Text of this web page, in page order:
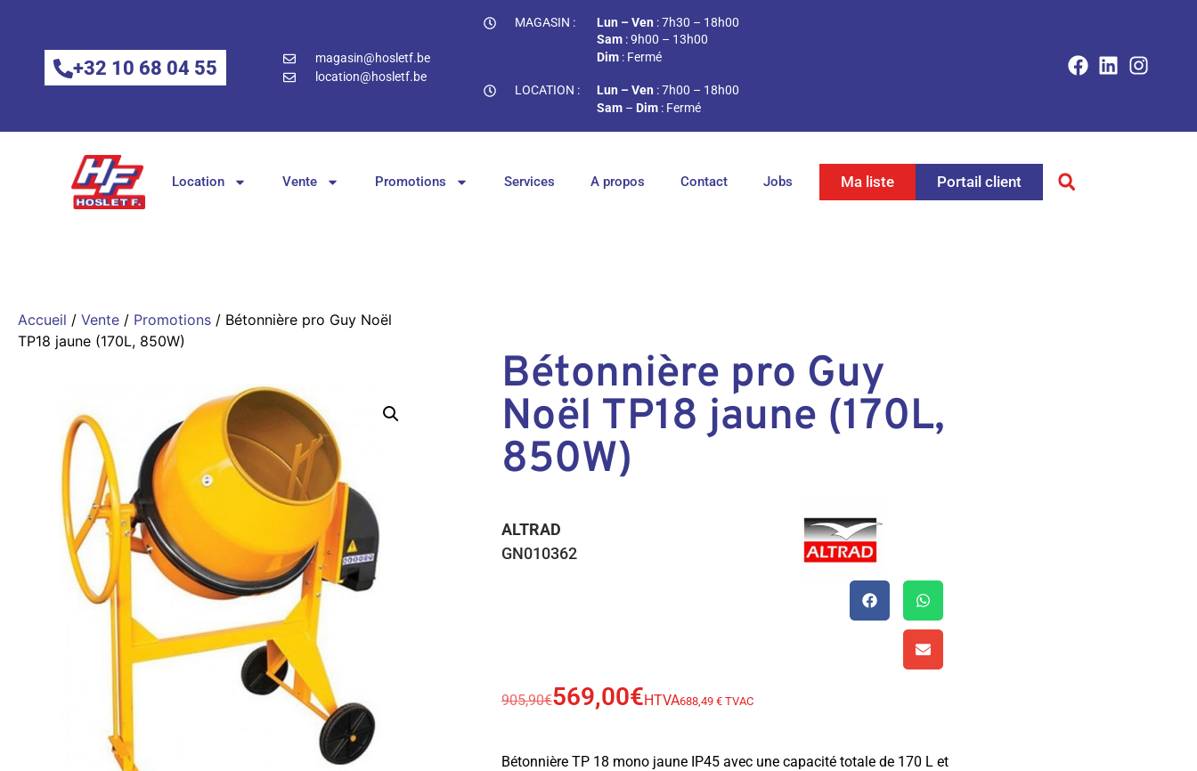
+32 10 68 04 55
magasin@hosletf.be
location@hosletf.be
MAGASIN : Lun – Ven : 7h30 – 18h00
Sam : 9h00 – 13h00
Dim : Fermé
LOCATION : Lun – Ven : 7h00 – 18h00
Sam – Dim : Fermé
Location Vente Promotions Services A propos Contact Jobs Ma liste Portail client
Accueil / Vente / Promotions / Bétonnière pro Guy Noël
TP18 jaune (170L, 850W)
Bétonnière pro Guy
Noël TP18 jaune (170L,
850W)
ALTRAD
GN010362
905,90€569,00€HTVA688,49 € TVAC
Bétonnière TP 18 mono jaune IP45 avec une capacité totale de 170 L et